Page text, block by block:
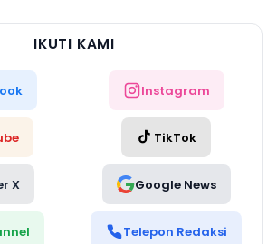
IKUTI KAMI
Instagram
TikTok
X Google News
Telepon Redaksi